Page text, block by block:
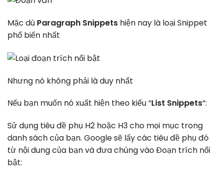
Mặc dù Paragraph Snippets hiện nay là loại Snippet
phổ biến nhất
Nhưng nó không phải là duy nhất
Nếu bạn muốn nó xuất hiện theo kiểu “List Snippets“:
Sử dụng tiêu đề phụ H2 hoặc H3 cho mọi mục trong
danh sách của bạn. Google sẽ lấy các tiêu đề phụ đó
từ nội dung của bạn và đưa chúng vào Đoạn trích nổi
bật: